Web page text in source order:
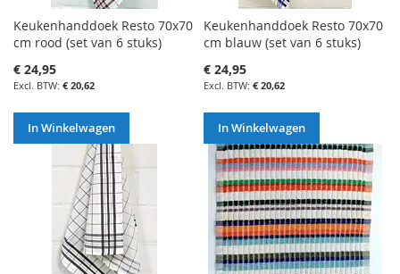
Keukenhanddoek Resto 70x70
cm rood (set van 6 stuks)
€ 24,95
€ 20,62
In Winkelwagen
Keukenhanddoek Resto 70x70
cm blauw (set van 6 stuks)
€ 24,95
€ 20,62
In Winkelwagen